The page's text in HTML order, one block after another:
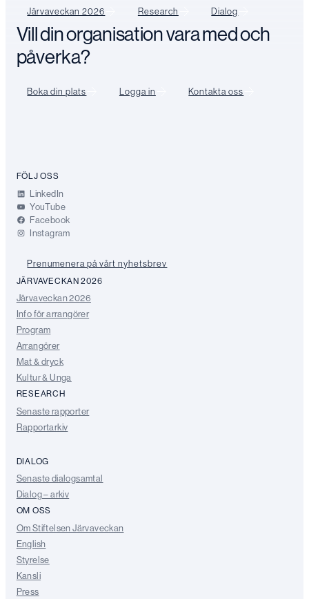
Järvaveckan 2026 Research Dialog
Vill din organisation vara med och
påverka?
Boka din plats Logga in Kontakta oss
FÖLJ OSS
LinkedIn
YouTube
Facebook
Instagram
Prenumenera på vårt nyhetsbrev
JÄRVAVECKAN 2026
Järvaveckan 2026
Info för arrangörer
Program
Arrangörer
Mat & dryck
Kultur & Unga
RESEARCH
Senaste rapporter
Rapportarkiv
DIALOG
Senaste dialogsamtal
Dialog – arkiv
OM OSS
Om Stiftelsen Järvaveckan
English
Styrelse
Kansli
Press